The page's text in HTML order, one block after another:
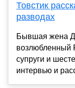
Товстик
разводах
Бывшая жена
возлюбленный
супруги и
интервью и